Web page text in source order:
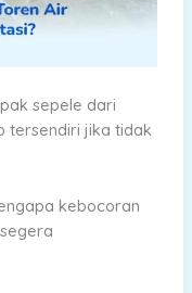
sepele dari
tersendiri jika tidak
kebocoran